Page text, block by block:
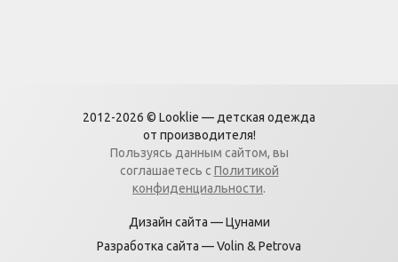
2012-2026 © Looklie — детская одежда
от производителя!
Пользуясь данным сайтом, вы
соглашаетесь с Политикой
конфиденциальности.
Дизайн сайта —Цунами
Разработка сайта —Volin & Petrova